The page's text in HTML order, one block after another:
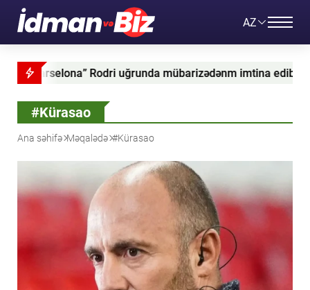
AZ
mübarizədənm imtina edib Konor Makqreqor
#Kürasao
Ana səhifə Məqalədə #Kürasao